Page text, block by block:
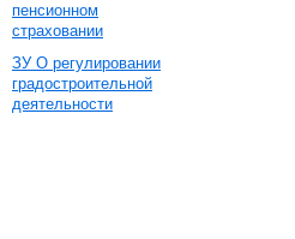
пенсионном
страховании
ЗУ О регулировании
градостроительной
деятельности